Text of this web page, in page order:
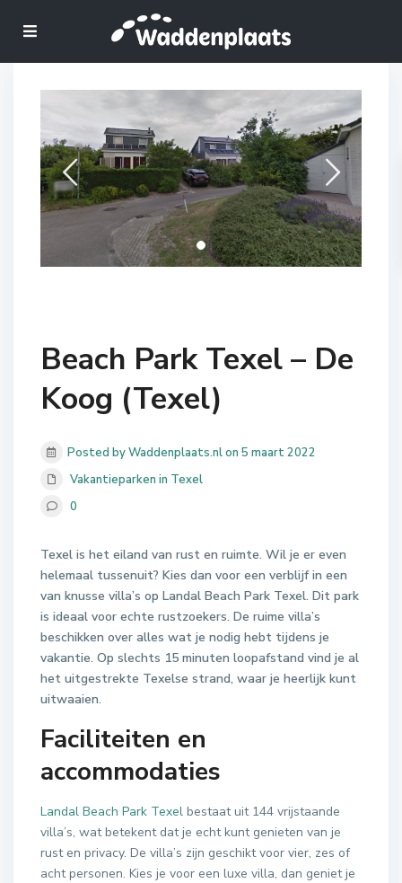
Beach Park Texel – De
Koog (Texel)
Posted by Waddenplaats.nl on 5 maart 2022
Vakantieparken in Texel
0
Texel is het eiland van rust en ruimte. Wil je er even
helemaal tussenuit? Kies dan voor een verblijf in een
van knusse villa’s op Landal Beach Park Texel. Dit park
is ideaal voor echte rustzoekers. De ruime villa’s
beschikken over alles wat je nodig hebt tijdens je
vakantie. Op slechts 15 minuten loopafstand vind je al
het uitgestrekte Texelse strand, waar je heerlijk kunt
uitwaaien.
Faciliteiten en
accommodaties
Landal Beach Park Texel bestaat uit 144 vrijstaande
villa’s, wat betekent dat je echt kunt genieten van je
rust en privacy. De villa’s zijn geschikt voor vier, zes of
acht personen. Kies je voor een luxe villa, dan geniet je